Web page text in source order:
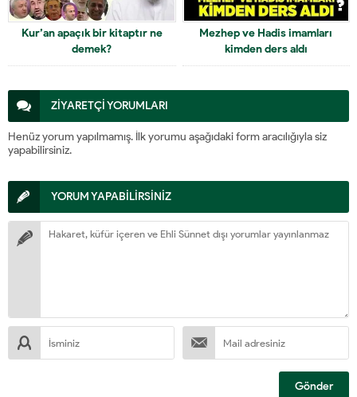
Kur’an apaçık bir kitaptır ne
demek?
Mezhep ve Hadis imamları
kimden ders aldı
ZİYARETÇİ YORUMLARI
Henüz yorum yapılmamış. İlk yorumu aşağıdaki form aracılığıyla siz
yapabilirsiniz.
YORUM YAPABİLİRSİNİZ